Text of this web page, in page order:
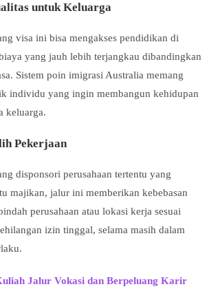
untuk Keluarga
visa ini bisa mengakses pendidikan di
yang jauh lebih terjangkau dibandingkan
Sistem poin imigrasi Australia memang
individu yang ingin membangun kehidupan
keluarga.
Pekerjaan
disponsori perusahaan tertentu yang
majikan, jalur ini memberikan kebebasan
perusahaan atau lokasi kerja sesuai
izin tinggal, selama masih dalam
Jalur Vokasi dan Berpeluang Karir